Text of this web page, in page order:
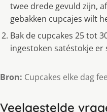
twee drede gevuld zijn,
gebakken cupcajes wilt
Bak de cupcakes 25 tot
ingestoken satéstokje
Bron: Cupcakes elke dag
Veelgestelde